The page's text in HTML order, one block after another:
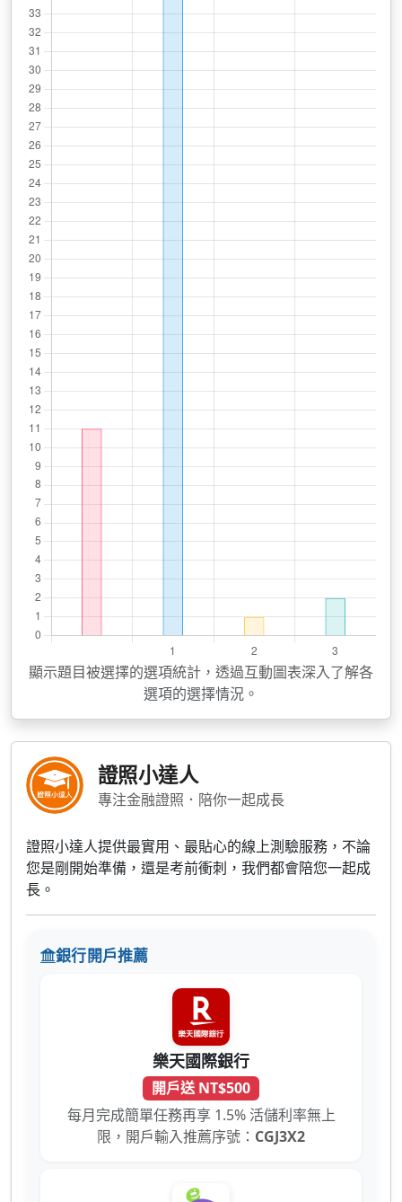
顯示題目被選擇的選項統計，透過互動圖表深入了解各
選項的選擇情況。
證照小達人
專注金融證照．陪你一起成長
證照小達人提供最實用、最貼心的線上測驗服務，不論
您是剛開始準備，還是考前衝刺，我們都會陪您一起成
長。
銀行開戶推薦
樂天國際銀行
開戶送 NT$500
每月完成簡單任務再享 1.5% 活儲利率無上
限，開戶輸入推薦序號： CGJ3X2